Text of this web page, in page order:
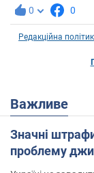
0 0
Редакційна
Важливе
Значні штрафи
проблему